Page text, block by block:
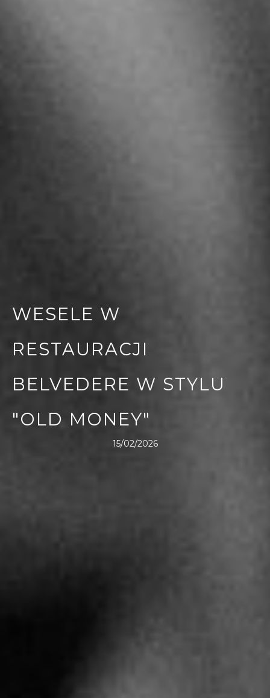
WESELE W
RESTAURACJI
BELVEDERE W STYLU
"OLD MONEY"
15/02/2026